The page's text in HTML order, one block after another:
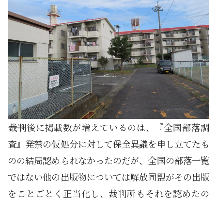
――裁判後に掲載数が増えているのは、『全国部落調
査』発禁の仮処分に対して保全異議を申し立てたも
のの結局認められなかったのだが、全国の部落一覧
ではない他の出版物については解放同盟がその出版
をことごとく正当化し、裁判所もそれを認めたの